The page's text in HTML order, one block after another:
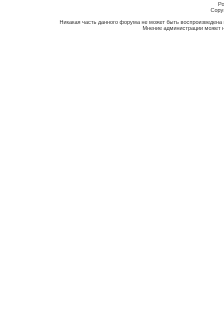
Никакая часть данного форума не может быть
Мнение администрации может